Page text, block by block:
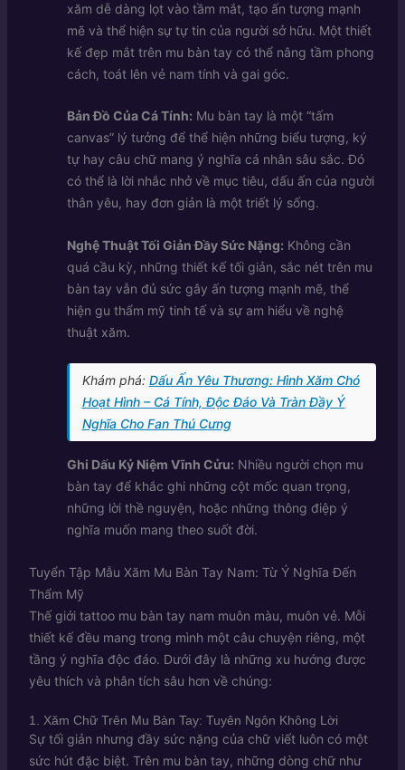
xăm dễ dàng lọt vào tầm mắt, tạo ấn tượng mạnh
mẽ và thể hiện sự tự tin của người sở hữu. Một thiết
kế đẹp mắt trên mu bàn tay có thể nâng tầm phong
cách, toát lên vẻ nam tính và gai góc.
Bản Đồ Của Cá Tính: Mu bàn tay là một “tấm
canvas” lý tưởng để thể hiện những biểu tượng, ký
tự hay câu chữ mang ý nghĩa cá nhân sâu sắc. Đó
có thể là lời nhắc nhở về mục tiêu, dấu ấn của người
thân yêu, hay đơn giản là một triết lý sống.
Nghệ Thuật Tối Giản Đầy Sức Nặng: Không cần
quá cầu kỳ, những thiết kế tối giản, sắc nét trên mu
bàn tay vẫn đủ sức gây ấn tượng mạnh mẽ, thể
hiện gu thẩm mỹ tinh tế và sự am hiểu về nghệ
thuật xăm.
Khám phá: Dấu Ấn Yêu Thương: Hình Xăm Chó
Hoạt Hình – Cá Tính, Độc Đáo Và Tràn Đầy Ý
Nghĩa Cho Fan Thú Cưng
Ghi Dấu Kỷ Niệm Vĩnh Cửu: Nhiều người chọn mu
bàn tay để khắc ghi những cột mốc quan trọng,
những lời thề nguyện, hoặc những thông điệp ý
nghĩa muốn mang theo suốt đời.
Tuyển Tập Mẫu Xăm Mu Bàn Tay Nam: Từ Ý Nghĩa Đến
Thẩm Mỹ
Thế giới tattoo mu bàn tay nam muôn màu, muôn vẻ. Mỗi
thiết kế đều mang trong mình một câu chuyện riêng, một
tầng ý nghĩa độc đáo. Dưới đây là những xu hướng được
yêu thích và phân tích sâu hơn về chúng:
1. Xăm Chữ Trên Mu Bàn Tay: Tuyên Ngôn Không Lời
Sự tối giản nhưng đầy sức nặng của chữ viết luôn có một
sức hút đặc biệt. Trên mu bàn tay, những dòng chữ như